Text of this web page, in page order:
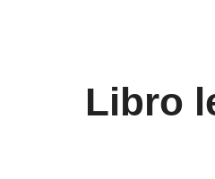
Libro